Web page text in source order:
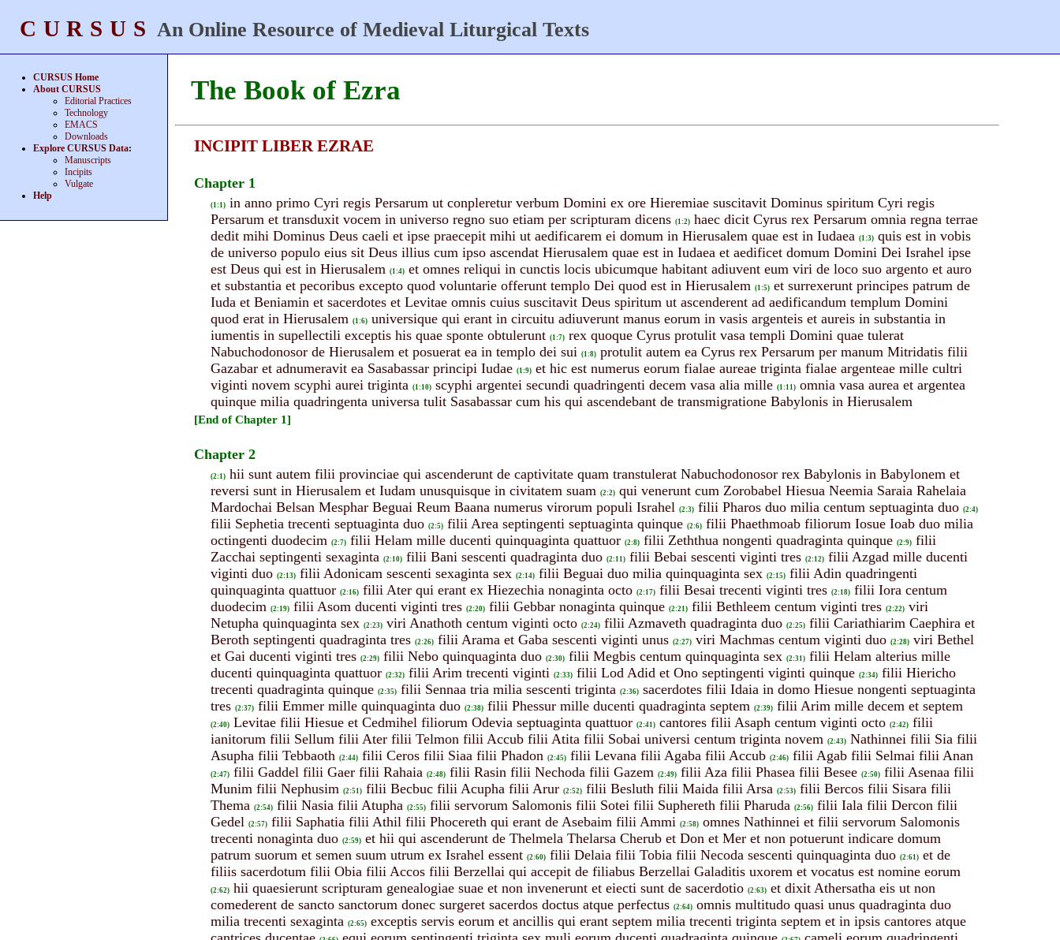
CURSUS An Online Resource of Medieval Liturgical Texts
CURSUS Home
About CURSUS
Editorial Practices
Technology
EMACS
Downloads
Explore CURSUS Data:
Manuscripts
Incipits
Vulgate
Help
The Book of Ezra
INCIPIT LIBER EZRAE
Chapter 1
(1:1) in anno primo Cyri regis Persarum ut conpleretur verbum Domini ex ore Hieremiae suscitavit Dominus spiritum Cyri regis
Persarum et transduxit vocem in universo regno suo etiam per scripturam dicens (1:2) haec dicit Cyrus rex Persarum omnia regna terrae
dedit mihi Dominus Deus caeli et ipse praecepit mihi ut aedificarem ei domum in Hierusalem quae est in Iudaea (1:3) quis est in vobis
de universo populo eius sit Deus illius cum ipso ascendat Hierusalem quae est in Iudaea et aedificet domum Domini Dei Israhel ipse
est Deus qui est in Hierusalem (1:4) et omnes reliqui in cunctis locis ubicumque habitant adiuvent eum viri de loco suo argento et auro
et substantia et pecoribus excepto quod voluntarie offerunt templo Dei quod est in Hierusalem (1:5) et surrexerunt principes patrum de
Iuda et Beniamin et sacerdotes et Levitae omnis cuius suscitavit Deus spiritum ut ascenderent ad aedificandum templum Domini
quod erat in Hierusalem (1:6) universique qui erant in circuitu adiuverunt manus eorum in vasis argenteis et aureis in substantia in
iumentis in supellectili exceptis his quae sponte obtulerunt (1:7) rex quoque Cyrus protulit vasa templi Domini quae tulerat
Nabuchodonosor de Hierusalem et posuerat ea in templo dei sui (1:8) protulit autem ea Cyrus rex Persarum per manum Mitridatis filii
Gazabar et adnumeravit ea Sasabassar principi Iudae (1:9) et hic est numerus eorum fialae aureae triginta fialae argenteae mille cultri
viginti novem scyphi aurei triginta (1:10) scyphi argentei secundi quadringenti decem vasa alia mille (1:11) omnia vasa aurea et argentea
quinque milia quadringenta universa tulit Sasabassar cum his qui ascendebant de transmigratione Babylonis in Hierusalem
[End of Chapter 1]
Chapter 2
(2:1) hii sunt autem filii provinciae qui ascenderunt de captivitate quam transtulerat Nabuchodonosor rex Babylonis in Babylonem et
reversi sunt in Hierusalem et Iudam unusquisque in civitatem suam (2:2) qui venerunt cum Zorobabel Hiesua Neemia Saraia Rahelaia
Mardochai Belsan Mesphar Beguai Reum Baana numerus virorum populi Israhel (2:3) filii Pharos duo milia centum septuaginta duo (2:4)
filii Sephetia trecenti septuaginta duo (2:5) filii Area septingenti septuaginta quinque (2:6) filii Phaethmoab filiorum Iosue Ioab duo milia
octingenti duodecim (2:7) filii Helam mille ducenti quinquaginta quattuor (2:8) filii Zeththua nongenti quadraginta quinque (2:9) filii
Zacchai septingenti sexaginta (2:10) filii Bani sescenti quadraginta duo (2:11) filii Bebai sescenti viginti tres (2:12) filii Azgad mille ducenti
viginti duo (2:13) filii Adonicam sescenti sexaginta sex (2:14) filii Beguai duo milia quinquaginta sex (2:15) filii Adin quadringenti
quinquaginta quattuor (2:16) filii Ater qui erant ex Hiezechia nonaginta octo (2:17) filii Besai trecenti viginti tres (2:18) filii Iora centum
duodecim (2:19) filii Asom ducenti viginti tres (2:20) filii Gebbar nonaginta quinque (2:21) filii Bethleem centum viginti tres (2:22) viri
Netupha quinquaginta sex (2:23) viri Anathoth centum viginti octo (2:24) filii Azmaveth quadraginta duo (2:25) filii Cariathiarim Caephira et
Beroth septingenti quadraginta tres (2:26) filii Arama et Gaba sescenti viginti unus (2:27) viri Machmas centum viginti duo (2:28) viri Bethel
et Gai ducenti viginti tres (2:29) filii Nebo quinquaginta duo (2:30) filii Megbis centum quinquaginta sex (2:31) filii Helam alterius mille
ducenti quinquaginta quattuor (2:32) filii Arim trecenti viginti (2:33) filii Lod Adid et Ono septingenti viginti quinque (2:34) filii Hiericho
trecenti quadraginta quinque (2:35) filii Sennaa tria milia sescenti triginta (2:36) sacerdotes filii Idaia in domo Hiesue nongenti septuaginta
tres (2:37) filii Emmer mille quinquaginta duo (2:38) filii Phessur mille ducenti quadraginta septem (2:39) filii Arim mille decem et septem
(2:40) Levitae filii Hiesue et Cedmihel filiorum Odevia septuaginta quattuor (2:41) cantores filii Asaph centum viginti octo (2:42) filii
ianitorum filii Sellum filii Ater filii Telmon filii Accub filii Atita filii Sobai universi centum triginta novem (2:43) Nathinnei filii Sia filii
Asupha filii Tebbaoth (2:44) filii Ceros filii Siaa filii Phadon (2:45) filii Levana filii Agaba filii Accub (2:46) filii Agab filii Selmai filii Anan
(2:47) filii Gaddel filii Gaer filii Rahaia (2:48) filii Rasin filii Nechoda filii Gazem (2:49) filii Aza filii Phasea filii Besee (2:50) filii Asenaa filii
Munim filii Nephusim (2:51) filii Becbuc filii Acupha filii Arur (2:52) filii Besluth filii Maida filii Arsa (2:53) filii Bercos filii Sisara filii
Thema (2:54) filii Nasia filii Atupha (2:55) filii servorum Salomonis filii Sotei filii Suphereth filii Pharuda (2:56) filii Iala filii Dercon filii
Gedel (2:57) filii Saphatia filii Athil filii Phocereth qui erant de Asebaim filii Ammi (2:58) omnes Nathinnei et filii servorum Salomonis
trecenti nonaginta duo (2:59) et hii qui ascenderunt de Thelmela Thelarsa Cherub et Don et Mer et non potuerunt indicare domum
patrum suorum et semen suum utrum ex Israhel essent (2:60) filii Delaia filii Tobia filii Necoda sescenti quinquaginta duo (2:61) et de
filiis sacerdotum filii Obia filii Accos filii Berzellai qui accepit de filiabus Berzellai Galaditis uxorem et vocatus est nomine eorum
(2:62) hii quaesierunt scripturam genealogiae suae et non invenerunt et eiecti sunt de sacerdotio (2:63) et dixit Athersatha eis ut non
comederent de sancto sanctorum donec surgeret sacerdos doctus atque perfectus (2:64) omnis multitudo quasi unus quadraginta duo
milia trecenti sexaginta (2:65) exceptis servis eorum et ancillis qui erant septem milia trecenti triginta septem et in ipsis cantores atque